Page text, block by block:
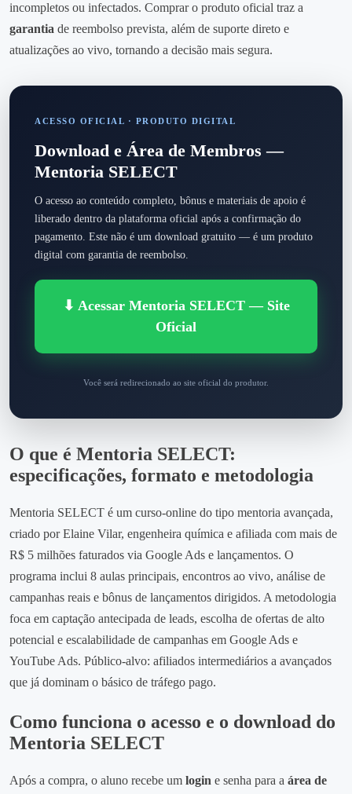
incompletos ou infectados. Comprar o produto oficial traz a
garantia de reembolso prevista, além de suporte direto e
atualizações ao vivo, tornando a decisão mais segura.
ACESSO OFICIAL · PRODUTO DIGITAL
Download e Área de Membros —
Mentoria SELECT
O acesso ao conteúdo completo, bônus e materiais de apoio é
liberado dentro da plataforma oficial após a confirmação do
pagamento. Este não é um download gratuito — é um produto
digital com garantia de reembolso.
⬇ Acessar Mentoria SELECT — Site
Oficial
Você será redirecionado ao site oficial do produtor.
O que é Mentoria SELECT:
especificações, formato e metodologia
Mentoria SELECT é um curso‑online do tipo mentoria avançada,
criado por Elaine Vilar, engenheira química e afiliada com mais de
R$ 5 milhões faturados via Google Ads e lançamentos. O
programa inclui 8 aulas principais, encontros ao vivo, análise de
campanhas reais e bônus de lançamentos dirigidos. A metodologia
foca em captação antecipada de leads, escolha de ofertas de alto
potencial e escalabilidade de campanhas em Google Ads e
YouTube Ads. Público‑alvo: afiliados intermediários a avançados
que já dominam o básico de tráfego pago.
Como funciona o acesso e o download do
Mentoria SELECT
Após a compra, o aluno recebe um login e senha para a área de